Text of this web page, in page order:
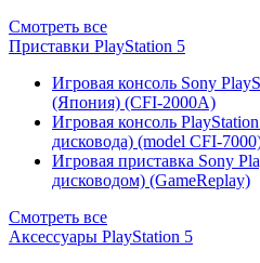
Смотреть все
Приставки PlayStation 5
Игровая консоль Sony
(Япония) (CFI-2000A)
Игровая консоль
дисковода) (model CFI-
Игровая приставка Sony
дисководом) (GameReplay)
Смотреть все
Аксессуары PlayStation 5